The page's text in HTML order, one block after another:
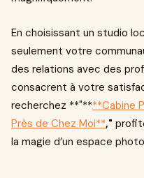
En choisissant un studio
seulement votre
des relations avec des
consacrent à votre
recherchez **"****Cabine
Près de Chez Moi**,"
la magie d’un espace